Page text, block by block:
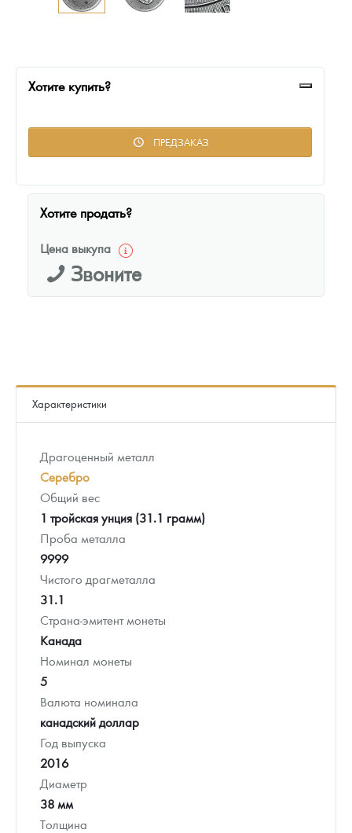
Русская нумизматика
Хотите купить?
ПРЕДЗАКАЗ
Хотите продать?
Цена выкупа
Звоните
Характеристики
Драгоценный металл
Серебро
Общий вес
1 тройская унция (31.1 грамм)
Проба металла
9999
Чистого драгметалла
31.1
Страна-эмитент монеты
Канада
Номинал монеты
5
Валюта номинала
канадский доллар
Год выпуска
2016
Диаметр
38 мм
Толщина